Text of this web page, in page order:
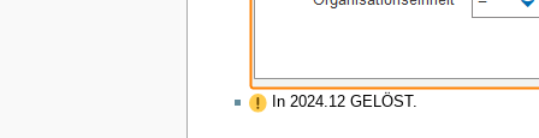
In 2024.12 GELÖST.